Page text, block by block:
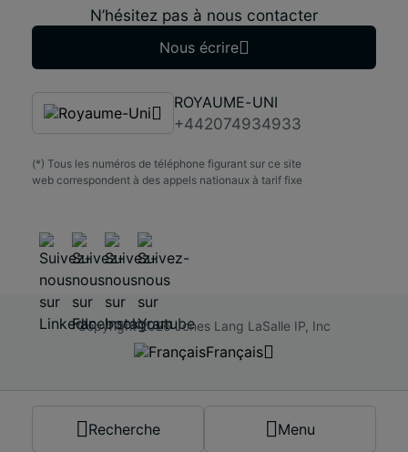
Français
Recherche Menu
N’hésitez pas à nous contacter
Nous écrire
ROYAUME-UNI
+442074934933
(*) Tous les numéros de téléphone figurant sur ce site
web correspondent à des appels nationaux à tarif fixe
Copyright 2026 Jones Lang LaSalle IP, Inc
Français